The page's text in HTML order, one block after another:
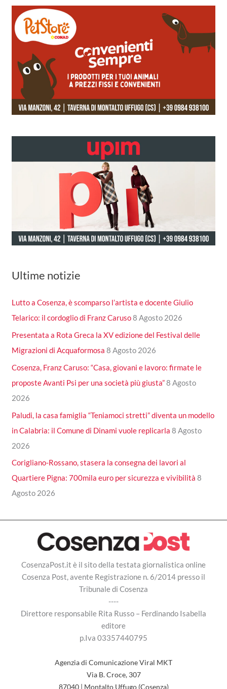
Ultime notizie
Lutto a Cosenza, è scomparso l’artista e docente Giulio
Telarico: il cordoglio di Franz Caruso8 Agosto 2026
Presentata a Rota Greca la XV edizione del Festival delle
Migrazioni di Acquaformosa 8 Agosto 2026
Cosenza, Franz Caruso: “Casa, giovani e lavoro: firmate le
proposte Avanti Psi per una società più giusta”8 Agosto
2026
Paludi, la casa famiglia “Teniamoci stretti” diventa un modello
in Calabria: il Comune di Dinami vuole replicarla 8 Agosto
2026
Corigliano-Rossano, stasera la consegna dei lavori al
Quartiere Pigna: 700mila euro per sicurezza e vivibilità 8
Agosto 2026
CosenzaPost.it è il sito della testata giornalistica online
Cosenza Post, avente Registrazione n. 6/2014 presso il
Tribunale di Cosenza
----
Direttore responsabile Rita Russo – Ferdinando Isabella
editore
p.Iva 03357440795
Agenzia di Comunicazione Viral MKT
Via B. Croce, 307
87040 | Montalto Uffugo (Cosenza)